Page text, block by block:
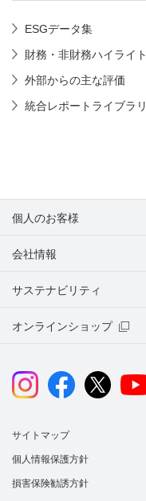
ESGデータ集
財務・非財務ハイライト
外部からの主な評価
統合レポートライブラリ
個人のお客様
会社情報
サステナビリティ
オンラインショップ
サイトマップ
個人情報保護方針
損害保険勧誘方針